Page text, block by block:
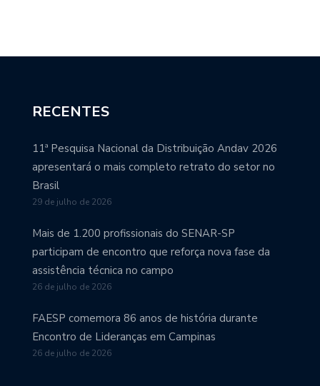
RECENTES
11ª Pesquisa Nacional da Distribuição Andav 2026
apresentará o mais completo retrato do setor no
Brasil
29 de julho de 2026
Mais de 1.200 profissionais do SENAR-SP
participam de encontro que reforça nova fase da
assistência técnica no campo
26 de julho de 2026
FAESP comemora 86 anos de história durante
Encontro de Lideranças em Campinas
26 de julho de 2026